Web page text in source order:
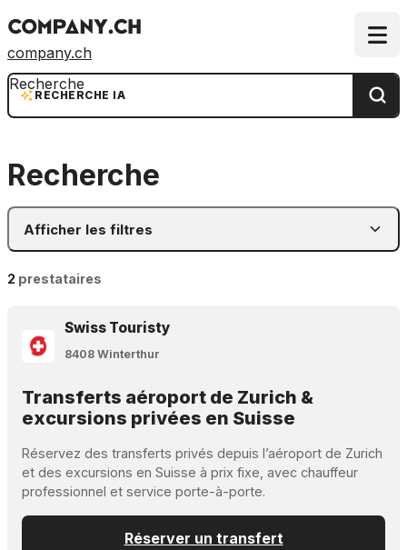
company.ch
RECHERCHE IA
Recherche
Recherche
Afficher les filtres
2 prestataires
Swiss Touristy
8408 Winterthur
Transferts aéroport de Zurich &
excursions privées en Suisse
Réservez des transferts privés depuis l’aéroport de Zurich
et des excursions en Suisse à prix fixe, avec chauffeur
professionnel et service porte-à-porte.
Réserver un transfert